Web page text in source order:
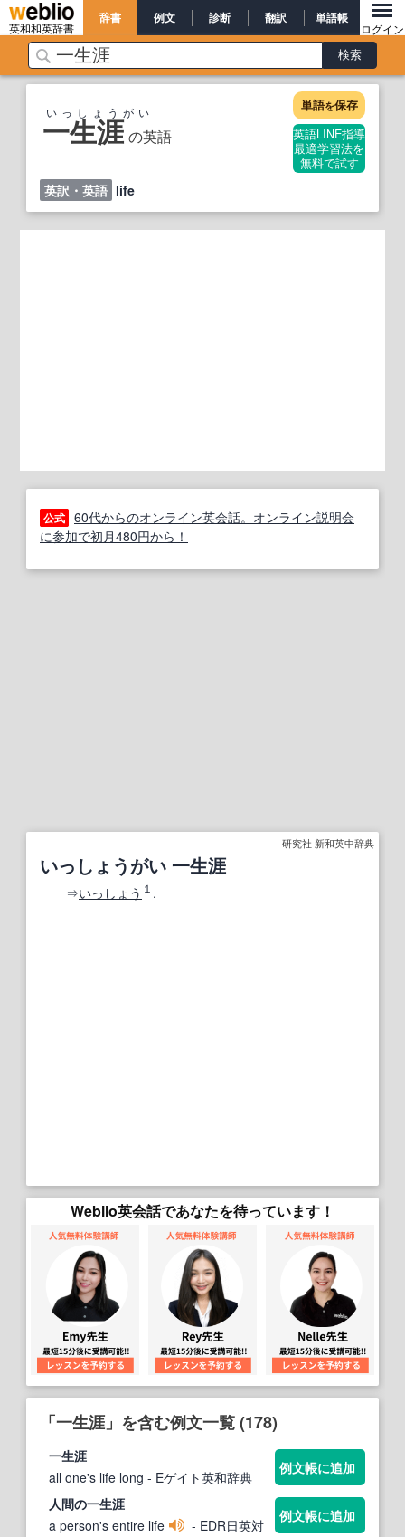
英和和英辞書
辞書 例文 診断 翻訳 単語帳
ログイン
一生涯 の英語
いっしょうがい 単語を保存
英語LINE指導
最適学習法を
無料で試す
英訳・英語 life
公式 60代からのオンライン英会話。オンライン説明会
に参加で初月480円から！
研究社 新和英中辞典
いっしょうがい 一生涯
⇒いっしょう １ .
Weblio英会話であなたを待っています！
「一生涯」を含む例文一覧 (178)
一生涯
all one's life long - Eゲイト英和辞典
例文帳に追加
人間の一生涯
a person's entire life
- EDR日英対
例文帳に追加